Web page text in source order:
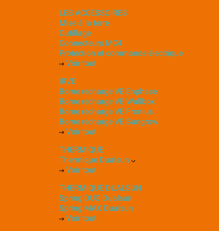
LES ACCESSOIRES
Mise à la terre
Outillage
Connecteurs MC4
Protection et commande électrique
Voir tout
IRVE
Borne recharge VE Enphase
Borne recharge VE Wallbox
Borne recharge VE Fronius
Borne recharge VE Sungrow
Voir tout
THERMIQUE
Thermique Dualsun
Voir tout
THERMIQUE DUALSUN
Spring DUO Dualsun
Spring MAX Dualsun
Voir tout